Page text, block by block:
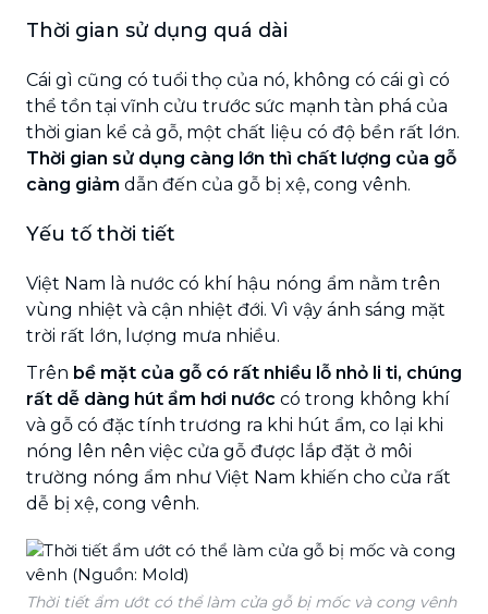
Thời gian sử dụng quá dài
Cái gì cũng có tuổi thọ của nó, không có cái gì có
thể tồn tại vĩnh cửu trước sức mạnh tàn phá của
thời gian kể cả gỗ, một chất liệu có độ bền rất lớn.
Thời gian sử dụng càng lớn thì chất lượng của gỗ
càng giảm dẫn đến của gỗ bị xệ, cong vênh.
Yếu tố thời tiết
Việt Nam là nước có khí hậu nóng ẩm nằm trên
vùng nhiệt và cận nhiệt đới. Vì vậy ánh sáng mặt
trời rất lớn, lượng mưa nhiều.
Trên bề mặt của gỗ có rất nhiều lỗ nhỏ li ti, chúng
rất dễ dàng hút ẩm hơi nước có trong không khí
và gỗ có đặc tính trương ra khi hút ẩm, co lại khi
nóng lên nên việc cửa gỗ được lắp đặt ở môi
trường nóng ẩm như Việt Nam khiến cho cửa rất
dễ bị xệ, cong vênh.
Thời tiết ẩm ướt có thể làm cửa gỗ bị mốc và cong vênh